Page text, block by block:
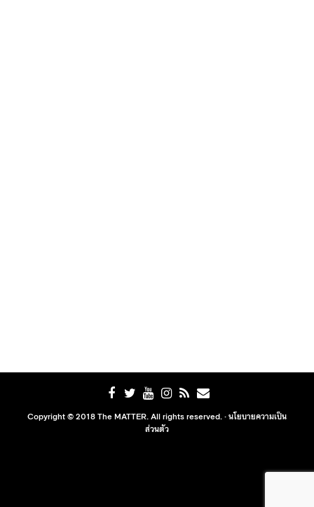
Copyright © 2018 The MATTER. All rights reserved. ·นโยบายความเป็น
ส่วนตัว